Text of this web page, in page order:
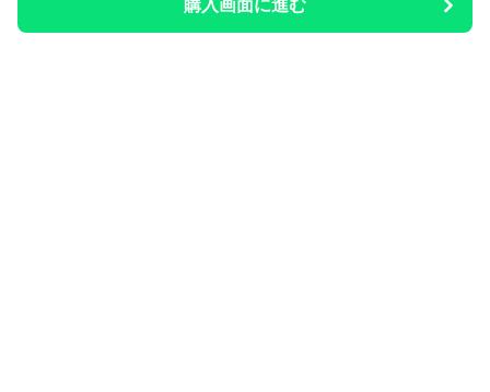
購入画面に進む
購入画面に進む